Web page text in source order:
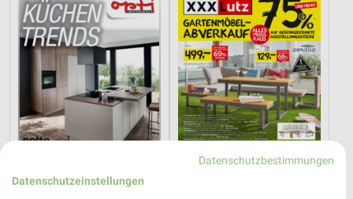
Datenschutzbestimmungen
Datenschutzeinstellungen